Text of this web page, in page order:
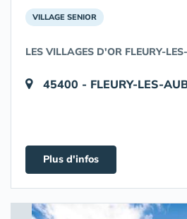
VILLAGE SENIOR
LES VILLAGES D'OR FLEURY-
45400 - FLEURY-LES-
Plus d'infos